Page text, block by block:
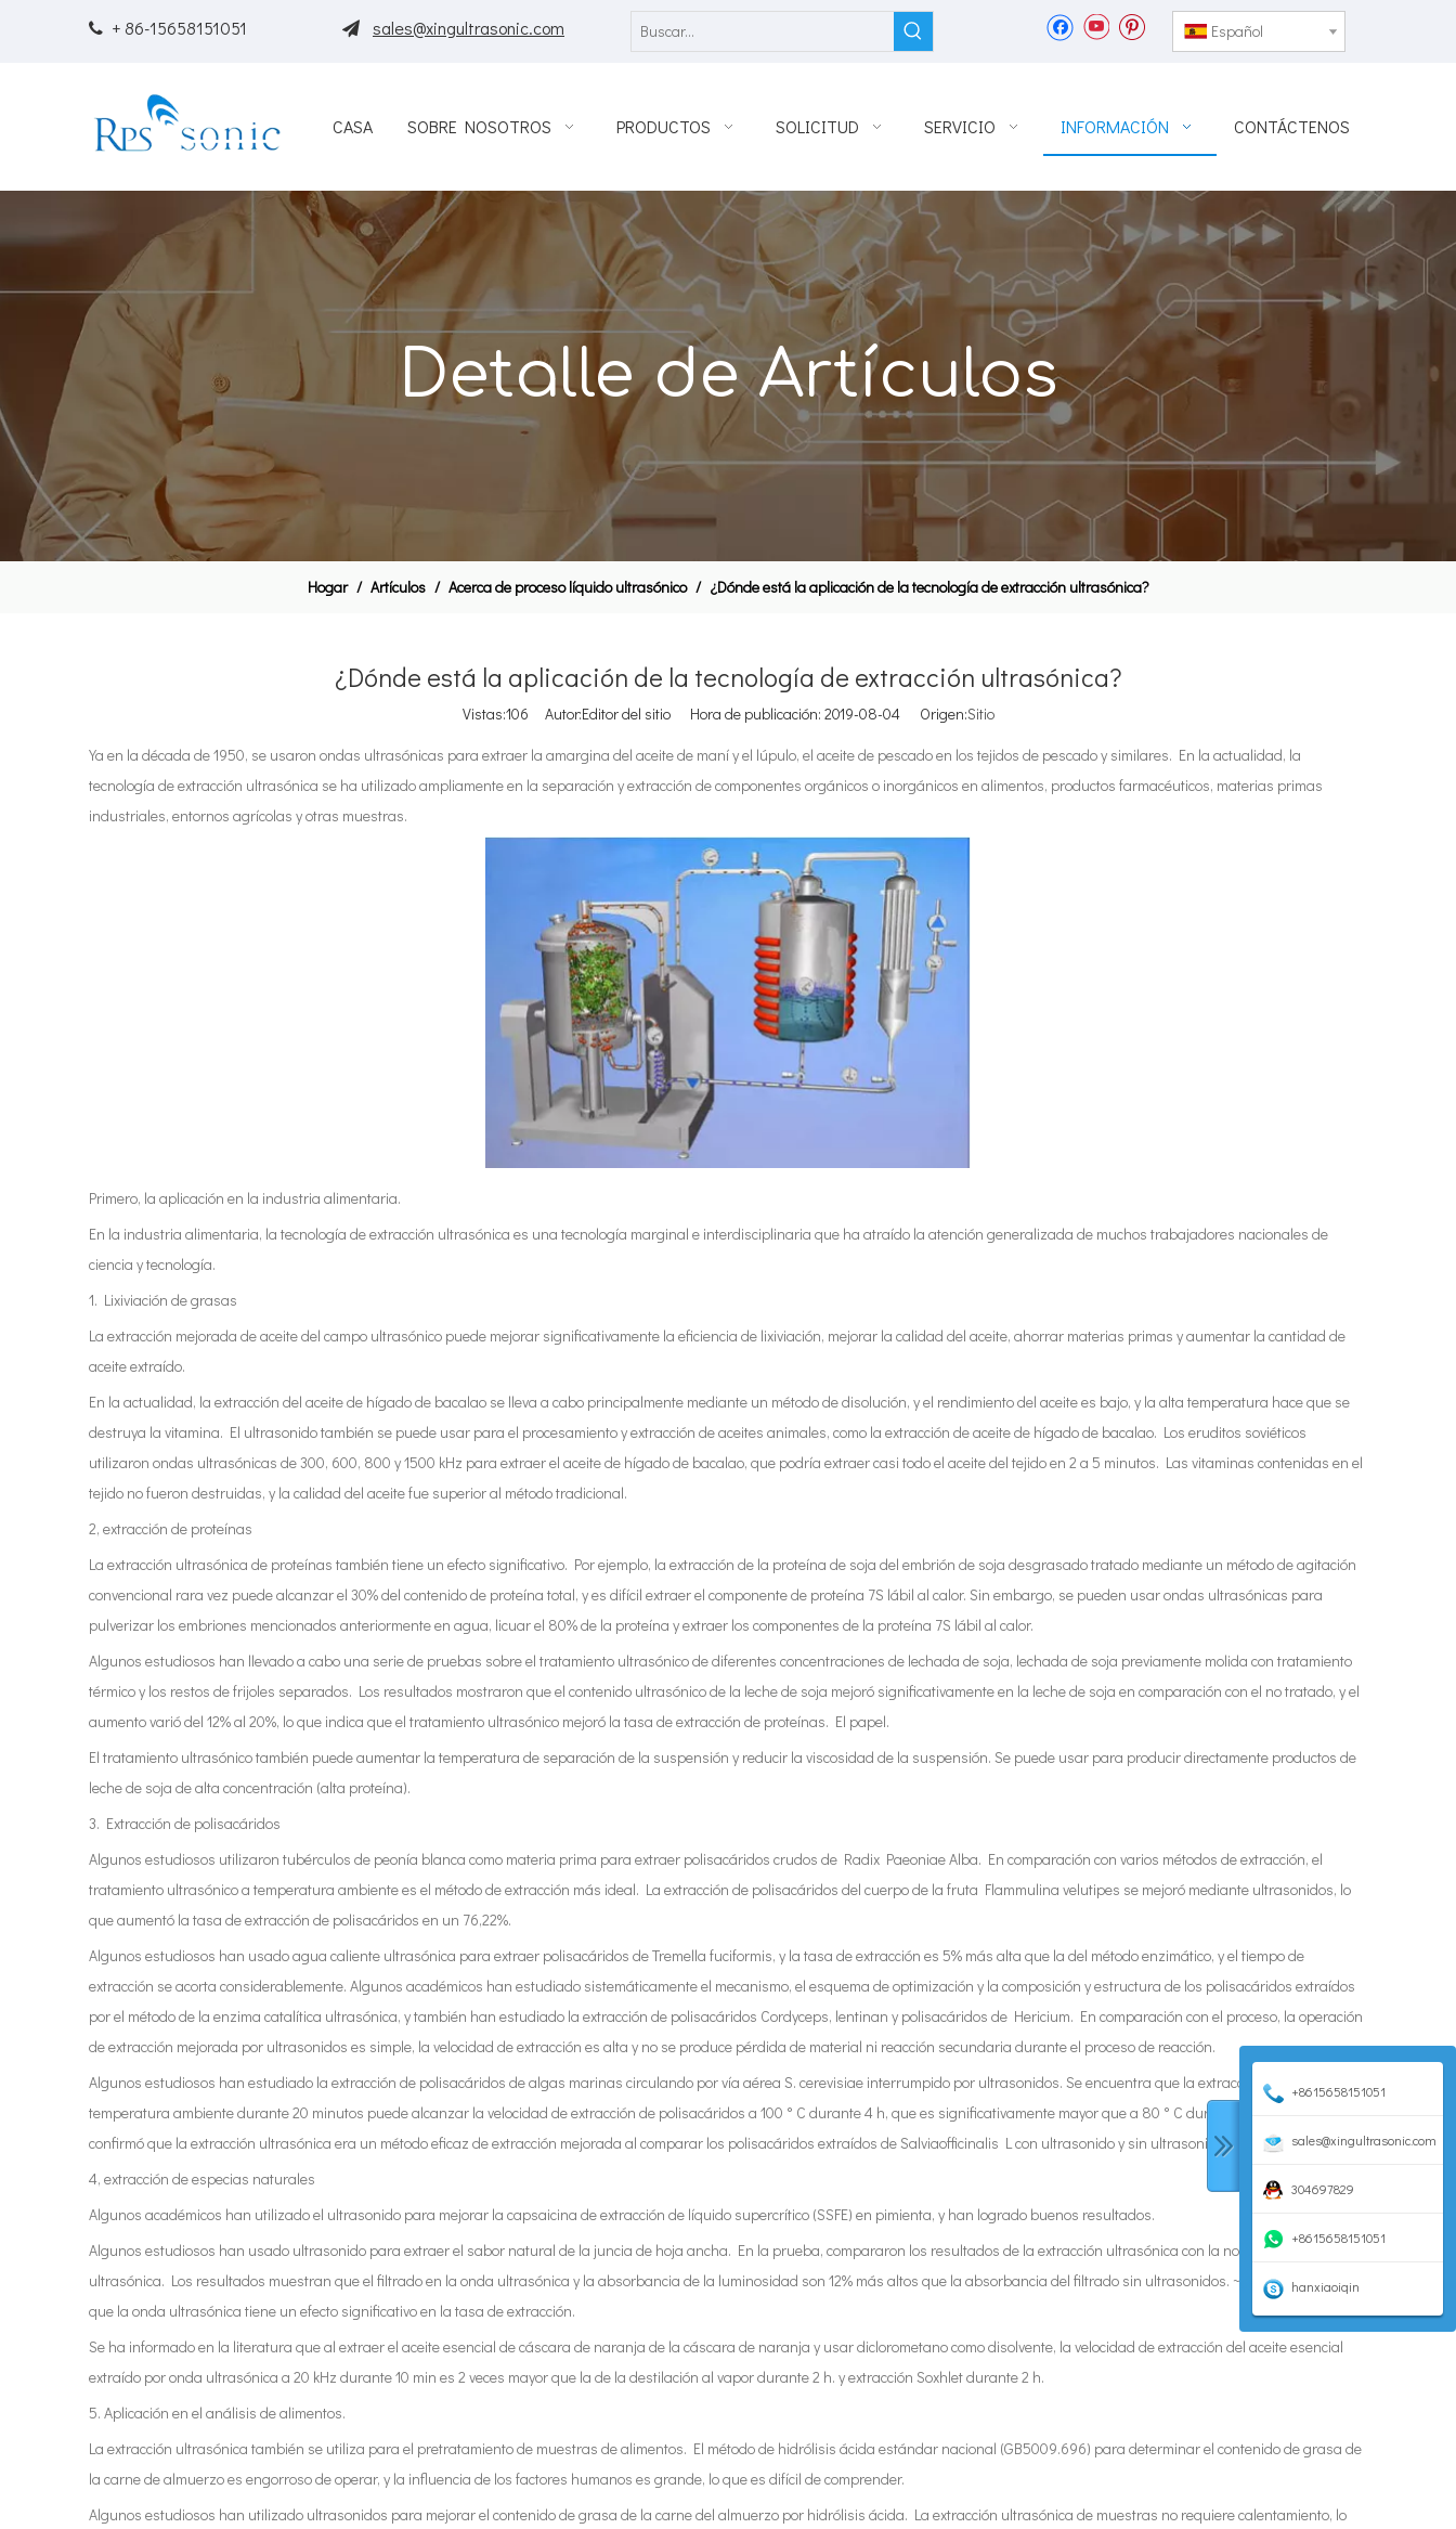
 + 86-15658151051  sales@xingultrasonic.com Español
CASA SOBRE NOSOTROS PRODUCTOS SOLICITUD SERVICIO INFORMACIÓN CONTÁCTENOS
Detalle de Artículos
Hogar / Artículos / Acerca de proceso líquido ultrasónico / ¿Dónde está la aplicación de la tecnología de extracción ultrasónica?
¿Dónde está la aplicación de la tecnología de extracción ultrasónica?
Vistas:106 Autor:Editor del sitio Hora de publicación: 2019-08-04 Origen:Sitio
Ya en la década de 1950, se usaron ondas ultrasónicas para extraer la amargina del aceite de maní y el lúpulo, el aceite de pescado en los tejidos de pescado y similares. En la actualidad, la
tecnología de extracción ultrasónica se ha utilizado ampliamente en la separación y extracción de componentes orgánicos o inorgánicos en alimentos, productos farmacéuticos, materias primas
industriales, entornos agrícolas y otras muestras.
Primero, la aplicación en la industria alimentaria.
En la industria alimentaria, la tecnología de extracción ultrasónica es una tecnología marginal e interdisciplinaria que ha atraído la atención generalizada de muchos trabajadores nacionales de
ciencia y tecnología.
1. Lixiviación de grasas
La extracción mejorada de aceite del campo ultrasónico puede mejorar significativamente la eficiencia de lixiviación, mejorar la calidad del aceite, ahorrar materias primas y aumentar la cantidad de
aceite extraído.
En la actualidad, la extracción del aceite de hígado de bacalao se lleva a cabo principalmente mediante un método de disolución, y el rendimiento del aceite es bajo, y la alta temperatura hace que se
destruya la vitamina. El ultrasonido también se puede usar para el procesamiento y extracción de aceites animales, como la extracción de aceite de hígado de bacalao. Los eruditos soviéticos
utilizaron ondas ultrasónicas de 300, 600, 800 y 1500 kHz para extraer el aceite de hígado de bacalao, que podría extraer casi todo el aceite del tejido en 2 a 5 minutos. Las vitaminas contenidas en el
tejido no fueron destruidas, y la calidad del aceite fue superior al método tradicional.
2, extracción de proteínas
La extracción ultrasónica de proteínas también tiene un efecto significativo. Por ejemplo, la extracción de la proteína de soja del embrión de soja desgrasado tratado mediante un método de agitación
convencional rara vez puede alcanzar el 30% del contenido de proteína total, y es difícil extraer el componente de proteína 7S lábil al calor. Sin embargo, se pueden usar ondas ultrasónicas para
pulverizar los embriones mencionados anteriormente en agua, licuar el 80% de la proteína y extraer los componentes de la proteína 7S lábil al calor.
Algunos estudiosos han llevado a cabo una serie de pruebas sobre el tratamiento ultrasónico de diferentes concentraciones de lechada de soja, lechada de soja previamente molida con tratamiento
térmico y los restos de frijoles separados. Los resultados mostraron que el contenido ultrasónico de la leche de soja mejoró significativamente en la leche de soja en comparación con el no tratado, y el
aumento varió del 12% al 20%, lo que indica que el tratamiento ultrasónico mejoró la tasa de extracción de proteínas. El papel.
El tratamiento ultrasónico también puede aumentar la temperatura de separación de la suspensión y reducir la viscosidad de la suspensión. Se puede usar para producir directamente productos de
leche de soja de alta concentración (alta proteína).
3. Extracción de polisacáridos
Algunos estudiosos utilizaron tubérculos de peonía blanca como materia prima para extraer polisacáridos crudos de Radix Paeoniae Alba. En comparación con varios métodos de extracción, el
tratamiento ultrasónico a temperatura ambiente es el método de extracción más ideal. La extracción de polisacáridos del cuerpo de la fruta Flammulina velutipes se mejoró mediante ultrasonidos, lo
que aumentó la tasa de extracción de polisacáridos en un 76,22%.
Algunos estudiosos han usado agua caliente ultrasónica para extraer polisacáridos de Tremella fuciformis, y la tasa de extracción es 5% más alta que la del método enzimático, y el tiempo de
extracción se acorta considerablemente. Algunos académicos han estudiado sistemáticamente el mecanismo, el esquema de optimización y la composición y estructura de los polisacáridos extraídos
por el método de la enzima catalítica ultrasónica, y también han estudiado la extracción de polisacáridos Cordyceps, lentinan y polisacáridos de Hericium. En comparación con el proceso, la operación
de extracción mejorada por ultrasonidos es simple, la velocidad de extracción es alta y no se produce pérdida de material ni reacción secundaria durante el proceso de reacción.
Algunos estudiosos han estudiado la extracción de polisacáridos de algas marinas circulando por vía aérea S. cerevisiae interrumpido por ultrasonidos. Se encuentra que la extracción ultrasónica a
temperatura ambiente durante 20 minutos puede alcanzar la velocidad de extracción de polisacáridos a 100 ° C durante 4 h, que es significativamente mayor que a 80 ° C durante 4 h. También se
confirmó que la extracción ultrasónica era un método eficaz de extracción mejorada al comparar los polisacáridos extraídos de Salviaofficinalis L con ultrasonido y sin ultrasonido.
4, extracción de especias naturales
Algunos académicos han utilizado el ultrasonido para mejorar la capsaicina de extracción de líquido supercrítico (SSFE) en pimienta, y han logrado buenos resultados.
Algunos estudiosos han usado ultrasonido para extraer el sabor natural de la juncia de hoja ancha. En la prueba, compararon los resultados de la extracción ultrasónica con la no extracción
ultrasónica. Los resultados muestran que el filtrado en la onda ultrasónica y la absorbancia de la luminosidad son 12% más altos que la absorbancia del filtrado sin ultrasonidos. ~ 40%, lo que indica
que la onda ultrasónica tiene un efecto significativo en la tasa de extracción.
Se ha informado en la literatura que al extraer el aceite esencial de cáscara de naranja de la cáscara de naranja y usar diclorometano como disolvente, la velocidad de extracción del aceite esencial
extraído por onda ultrasónica a 20 kHz durante 10 min es 2 veces mayor que la de la destilación al vapor durante 2 h. y extracción Soxhlet durante 2 h.
5. Aplicación en el análisis de alimentos.
La extracción ultrasónica también se utiliza para el pretratamiento de muestras de alimentos. El método de hidrólisis ácida estándar nacional (GB5009.696) para determinar el contenido de grasa de
la carne de almuerzo es engorroso de operar, y la influencia de los factores humanos es grande, lo que es difícil de comprender.
Algunos estudiosos han utilizado ultrasonidos para mejorar el contenido de grasa de la carne del almuerzo por hidrólisis ácida. La extracción ultrasónica de muestras no requiere calentamiento, lo
+8615658151051
sales@xingultrasonic.com
304697829
+8615658151051
hanxiaoiqin